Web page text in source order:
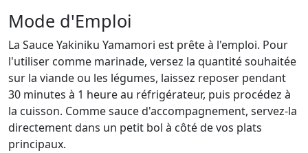
Mode d'Emploi
La Sauce Yakiniku Yamamori est prête à l'emploi. Pour
l'utiliser comme marinade, versez la quantité souhaitée
sur la viande ou les légumes, laissez reposer pendant
30 minutes à 1 heure au réfrigérateur, puis procédez à
la cuisson. Comme sauce d'accompagnement, servez-la
directement dans un petit bol à côté de vos plats
principaux.